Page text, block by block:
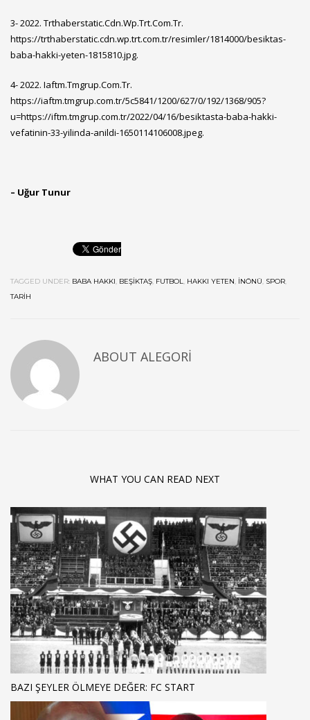
3- 2022. Trthaberstatic.Cdn.Wp.Trt.Com.Tr.
https://trthaberstatic.cdn.wp.trt.com.tr/resimler/1814000/besiktas-
baba-hakki-yeten-1815810.jpg.
4- 2022. Iaftm.Tmgrup.Com.Tr.
https://iaftm.tmgrup.com.tr/5c5841/1200/627/0/192/1368/905?
u=https://iftm.tmgrup.com.tr/2022/04/16/besiktasta-baba-hakki-
vefatinin-33-yilinda-anildi-1650114106008.jpeg.
– Uğur Tunur
TAGGED UNDER: BABA HAKKI, BEŞIKTAŞ, FUTBOL, HAKKI YETEN, İNÖNÜ, SPOR,
TARIH
ABOUT ALEGORI
WHAT YOU CAN READ NEXT
BAZI ŞEYLER ÖLMEYE DEĞER: FC START